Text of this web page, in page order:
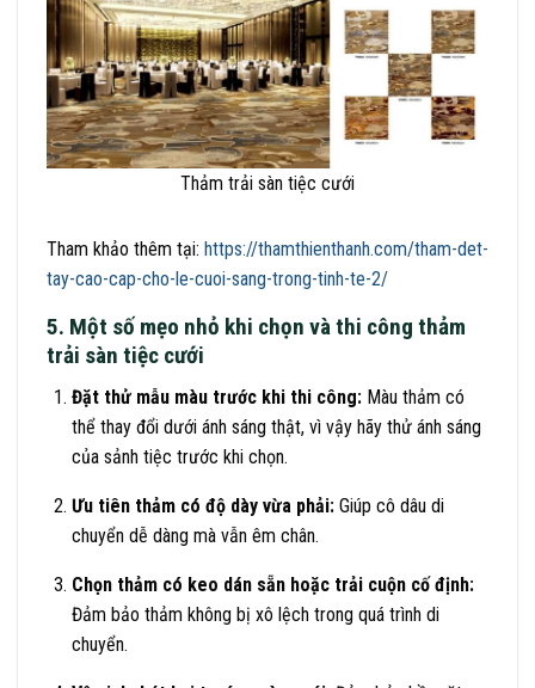
Thảm trải sàn tiệc cưới
Tham khảo thêm tại: https://thamthienthanh.com/tham-det-
tay-cao-cap-cho-le-cuoi-sang-trong-tinh-te-2/
5. Một số mẹo nhỏ khi chọn và thi công thảm
trải sàn tiệc cưới
Đặt thử mẫu màu trước khi thi công:Màu thảm có
thể thay đổi dưới ánh sáng thật, vì vậy hãy thử ánh sáng
của sảnh tiệc trước khi chọn.
Ưu tiên thảm có độ dày vừa phải:Giúp cô dâu di
chuyển dễ dàng mà vẫn êm chân.
Chọn thảm có keo dán sẵn hoặc trải cuộn cố định:
Đảm bảo thảm không bị xô lệch trong quá trình di
chuyển.